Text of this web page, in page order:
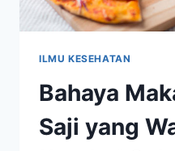
ILMU KESEHATAN
Bahaya
Saji yang